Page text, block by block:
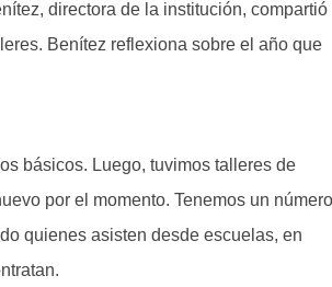
directora de la institución, compartió
Benítez reflexiona sobre el año que
básicos. Luego, tuvimos talleres de
por el momento. Tenemos un
quienes asisten desde escuelas, en